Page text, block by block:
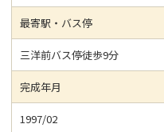
最寄駅・バス停
三洋前バス停徒歩9分
完成年月
1997/02